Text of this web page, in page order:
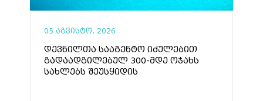
05 აგვისტო, 2026
დევნილთა სააგენტო იძულებით
გადაადგილებულ 300-მდე ოჯახს
სახლებს შეუსყიდის